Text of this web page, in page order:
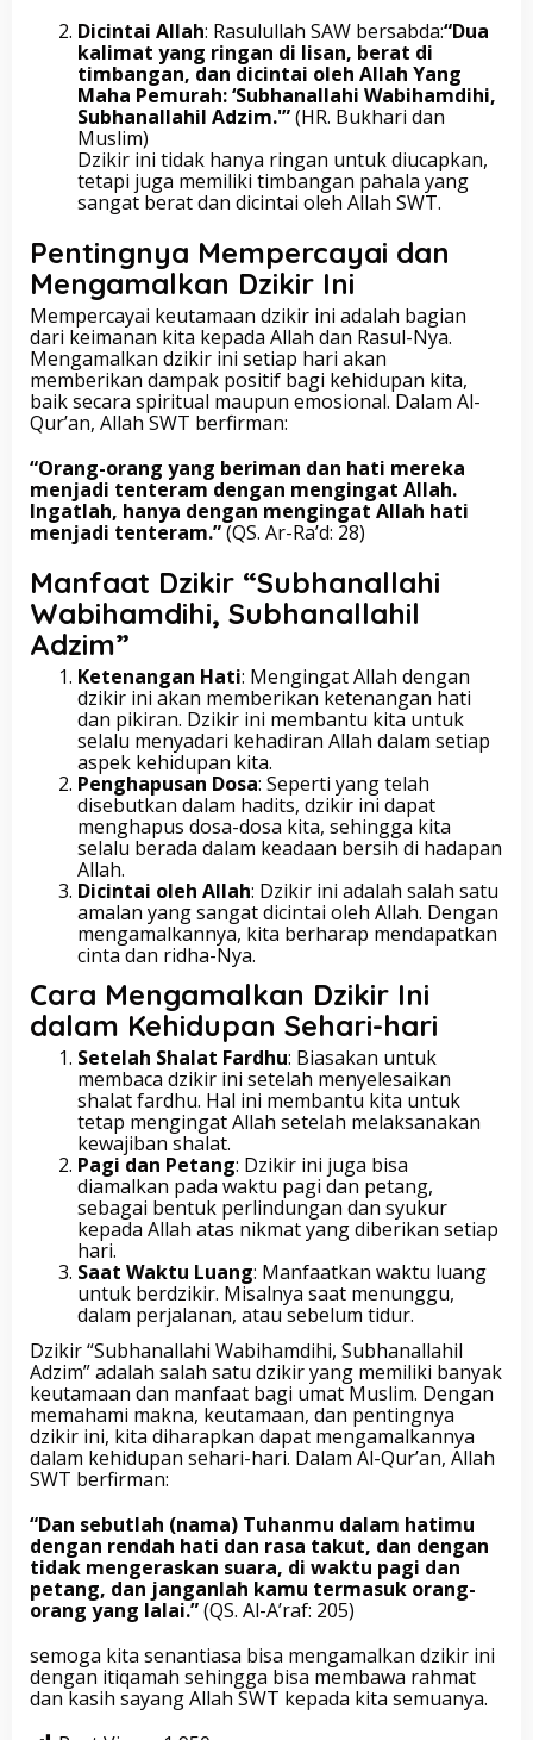
Dicintai Allah: Rasulullah SAW bersabda:“Dua
kalimat yang ringan di lisan, berat di
timbangan, dan dicintai oleh Allah Yang
Maha Pemurah: ‘Subhanallahi Wabihamdihi,
Subhanallahil Adzim.'”(HR. Bukhari dan
Muslim)
Dzikir ini tidak hanya ringan untuk diucapkan,
tetapi juga memiliki timbangan pahala yang
sangat berat dan dicintai oleh Allah SWT.
Pentingnya Mempercayai dan
Mengamalkan Dzikir Ini
Mempercayai keutamaan dzikir ini adalah bagian
dari keimanan kita kepada Allah dan Rasul-Nya.
Mengamalkan dzikir ini setiap hari akan
memberikan dampak positif bagi kehidupan kita,
baik secara spiritual maupun emosional. Dalam Al-
Qur’an, Allah SWT berfirman:
“Orang-orang yang beriman dan hati mereka
menjadi tenteram dengan mengingat Allah.
Ingatlah, hanya dengan mengingat Allah hati
menjadi tenteram.”(QS. Ar-Ra’d: 28)
Manfaat Dzikir “Subhanallahi
Wabihamdihi, Subhanallahil
Adzim”
Ketenangan Hati: Mengingat Allah dengan
dzikir ini akan memberikan ketenangan hati
dan pikiran. Dzikir ini membantu kita untuk
selalu menyadari kehadiran Allah dalam setiap
aspek kehidupan kita.
Penghapusan Dosa: Seperti yang telah
disebutkan dalam hadits, dzikir ini dapat
menghapus dosa-dosa kita, sehingga kita
selalu berada dalam keadaan bersih di hadapan
Allah.
Dicintai oleh Allah: Dzikir ini adalah salah satu
amalan yang sangat dicintai oleh Allah. Dengan
mengamalkannya, kita berharap mendapatkan
cinta dan ridha-Nya.
Cara Mengamalkan Dzikir Ini
dalam Kehidupan Sehari-hari
Setelah Shalat Fardhu: Biasakan untuk
membaca dzikir ini setelah menyelesaikan
shalat fardhu. Hal ini membantu kita untuk
tetap mengingat Allah setelah melaksanakan
kewajiban shalat.
Pagi dan Petang: Dzikir ini juga bisa
diamalkan pada waktu pagi dan petang,
sebagai bentuk perlindungan dan syukur
kepada Allah atas nikmat yang diberikan setiap
hari.
Saat Waktu Luang: Manfaatkan waktu luang
untuk berdzikir. Misalnya saat menunggu,
dalam perjalanan, atau sebelum tidur.
Dzikir “Subhanallahi Wabihamdihi, Subhanallahil
Adzim” adalah salah satu dzikir yang memiliki banyak
keutamaan dan manfaat bagi umat Muslim. Dengan
memahami makna, keutamaan, dan pentingnya
dzikir ini, kita diharapkan dapat mengamalkannya
dalam kehidupan sehari-hari. Dalam Al-Qur’an, Allah
SWT berfirman:
“Dan sebutlah (nama) Tuhanmu dalam hatimu
dengan rendah hati dan rasa takut, dan dengan
tidak mengeraskan suara, di waktu pagi dan
petang, dan janganlah kamu termasuk orang-
orang yang lalai.”(QS. Al-A’raf: 205)
semoga kita senantiasa bisa mengamalkan dzikir ini
dengan itiqamah sehingga bisa membawa rahmat
dan kasih sayang Allah SWT kepada kita semuanya.